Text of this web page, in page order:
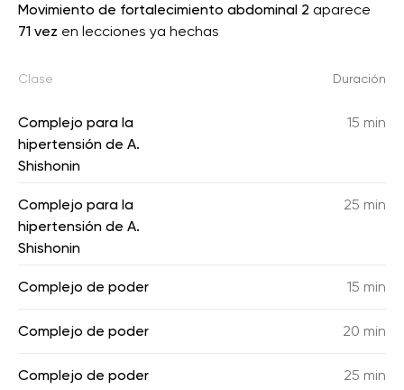
Movimiento de fortalecimiento abdominal 2 aparece
71 vez en lecciones ya hechas
Clase Duración
Complejo para la
hipertensión de A.
Shishonin
15 min
Complejo para la
hipertensión de A.
Shishonin
25 min
Complejo de poder 15 min
Complejo de poder 20 min
Complejo de poder 25 min